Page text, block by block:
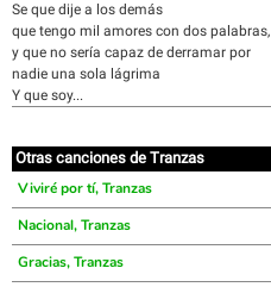
Se que dije a los demás
que tengo mil amores con dos palabras,
y que no sería capaz de derramar por
nadie una sola lágrima
Y que soy...
Otras canciones de Tranzas
Viviré por tí, Tranzas
Nacional, Tranzas
Gracias, Tranzas